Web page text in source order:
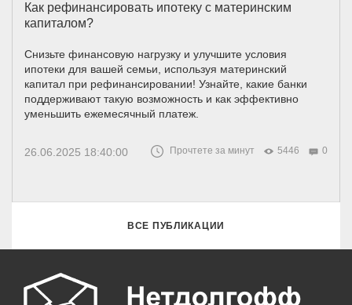
Как рефинансировать ипотеку с материнским
капиталом?
Снизьте финансовую нагрузку и улучшите условия
ипотеки для вашей семьи, используя материнский
капитал при рефинансировании! Узнайте, какие банки
поддерживают такую возможность и как эффективно
уменьшить ежемесячный платеж.
26.06.2025 18:40:00 Прочтете за минут 5446 0
ВСЕ ПУБЛИКАЦИИ